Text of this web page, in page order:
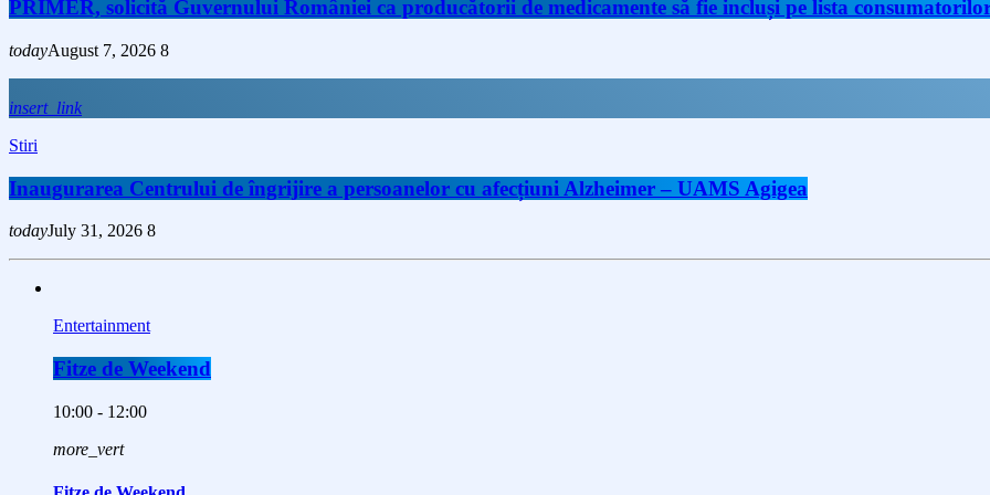
PRIMER, solicită Guvernului României ca producătorii de medicamente să fie incluși pe lista
todayAugust 7, 2026 8
insert_link
Stiri
Inaugurarea Centrului de îngrijire a persoanelor cu afecțiuni Alzheimer – UAMS Agigea
todayJuly 31, 2026 8
Entertainment
Fitze de Weekend
10:00 - 12:00
more_vert